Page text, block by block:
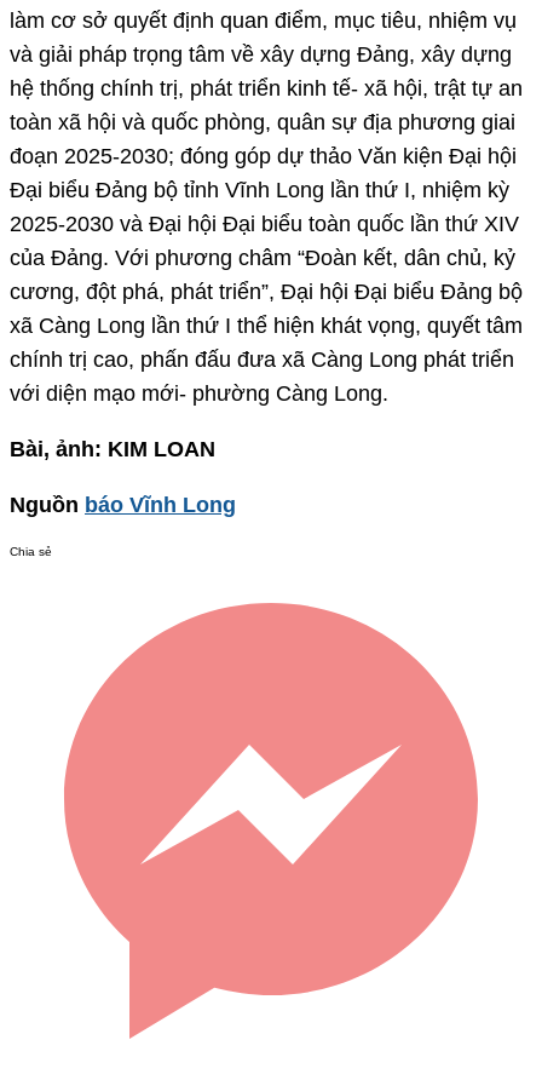
làm cơ sở quyết định quan điểm, mục tiêu, nhiệm vụ
và giải pháp trọng tâm về xây dựng Đảng, xây dựng
hệ thống chính trị, phát triển kinh tế- xã hội, trật tự an
toàn xã hội và quốc phòng, quân sự địa phương giai
đoạn 2025-2030; đóng góp dự thảo Văn kiện Đại hội
Đại biểu Đảng bộ tỉnh Vĩnh Long lần thứ I, nhiệm kỳ
2025-2030 và Đại hội Đại biểu toàn quốc lần thứ XIV
của Đảng. Với phương châm “Đoàn kết, dân chủ, kỷ
cương, đột phá, phát triển”, Đại hội Đại biểu Đảng bộ
xã Càng Long lần thứ I thể hiện khát vọng, quyết tâm
chính trị cao, phấn đấu đưa xã Càng Long phát triển
với diện mạo mới- phường Càng Long.
Bài, ảnh: KIM LOAN
Nguồn báo Vĩnh Long
Chia sẻ